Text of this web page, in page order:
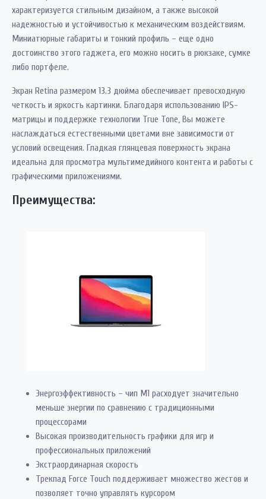
характеризуется стильным дизайном, а также высокой
надежностью и устойчивостью к механическим воздействиям.
Миниатюрные габариты и тонкий профиль – еще одно
достоинство этого гаджета, его можно носить в рюкзаке, сумке
либо портфеле.
Экран Retina размером 13.3 дюйма обеспечивает превосходную
четкость и яркость картинки. Благодаря использованию IPS-
матрицы и поддержке технологии True Tone, Вы можете
наслаждаться естественными цветами вне зависимости от
условий освещения. Гладкая глянцевая поверхность экрана
идеальна для просмотра мультимедийного контента и работы с
графическими приложениями.
Преимущества:
Энергоэффективность – чип M1 расходует значительно
меньше энергии по сравнению с традиционными
процессорами
Высокая производительность графики для игр и
профессиональных приложений
Экстраординарная скорость
Трекпад Force Touch поддерживает множество жестов и
позволяет точно управлять курсором